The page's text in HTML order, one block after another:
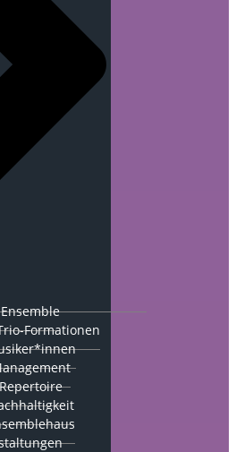
Ensemble
Formationen